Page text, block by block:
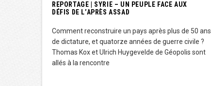
REPORTAGE | SYRIE – UN PEUPLE FACE AUX
DÉFIS DE L’APRÈS ASSAD
Comment reconstruire un pays après plus de 50 ans
de dictature, et quatorze années de guerre civile ?
Thomas Kox et Ulrich Huygevelde de Géopolis sont
allés à la rencontre